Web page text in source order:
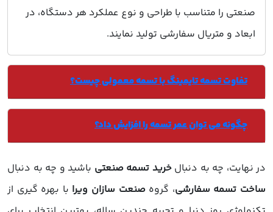
صنعتی را متناسب با طراحی و نوع عملکرد هر دستگاه، در
ابعاد و متریال سفارشی تولید نمایند.
تفاوت تسمه تایمینگ با تسمه معمولی چیست؟
چگونه می توان عمر تسمه را افزایش داد؟
در نهایت، چه به دنبالخرید تسمه صنعتی باشید و چه به دنبال
ساخت تسمه سفارشی، گروهصنعت سازان ویرا با بهره گیری از